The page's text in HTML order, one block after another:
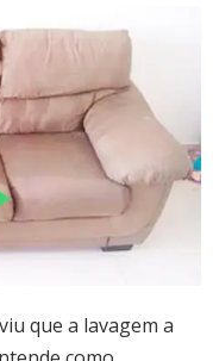
que a lavagem a